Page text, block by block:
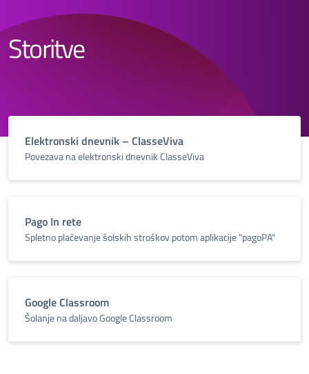
Storitve
Elektronski dnevnik – ClasseViva
Povezava na elektronski dnevnik ClasseViva
Pago In rete
Spletno plačevanje šolskih stroškov potom aplikacije "pagoPA"
Google Classroom
Šolanje na daljavo Google Classroom